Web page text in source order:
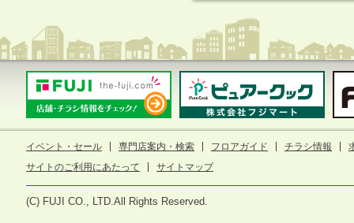
イベント・セール 専門店案内・検索 フロアガイド チラシ情報
サイトのご利用にあたって
サイトマップ
(C) FUJI CO., LTD.All Rights Reserved.